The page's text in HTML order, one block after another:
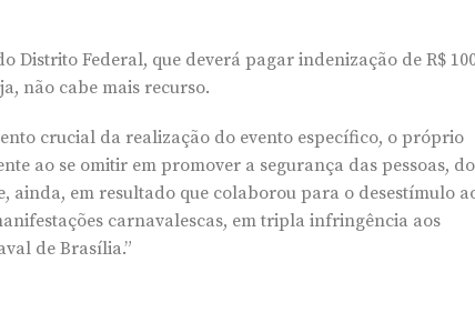
Distrito Federal, que deverá pagar indenização de R$
não cabe mais recurso.
crucial da realização do evento específico, o próprio
ao se omitir em promover a segurança das pessoas, do
em resultado que colaborou para o desestímulo
carnavalescas, em tripla infringência aos
de Brasília.”